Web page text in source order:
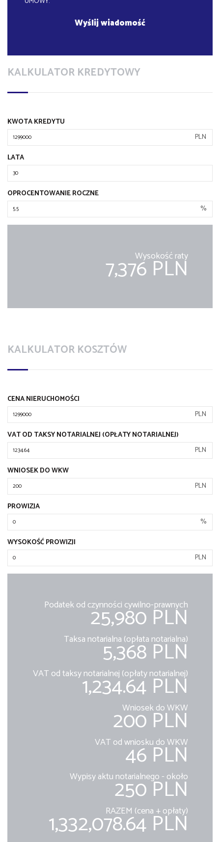
KALKULATOR KREDYTOWY
KWOTA KREDYTU
PLN
LATA
OPROCENTOWANIE ROCZNE
%
Wysokość raty
7,376 PLN
KALKULATOR KOSZTÓW
CENA NIERUCHOMOŚCI
PLN
VAT OD TAKSY NOTARIALNEJ (OPŁATY NOTARIALNEJ)
PLN
WNIOSEK DO WKW
PLN
PROWIZJA
%
WYSOKOŚĆ PROWIZJI
PLN
Podatek od czynności cywilno-prawnych
25,980 PLN
Taksa notarialna (opłata notarialna)
5,368 PLN
VAT od taksy notarialnej (opłaty notarialnej)
1,234.64 PLN
Wniosek do WKW
200 PLN
VAT od wniosku do WKW
46 PLN
Wypisy aktu notarialnego - około
250 PLN
RAZEM (cena + opłaty)
1,332,078.64 PLN